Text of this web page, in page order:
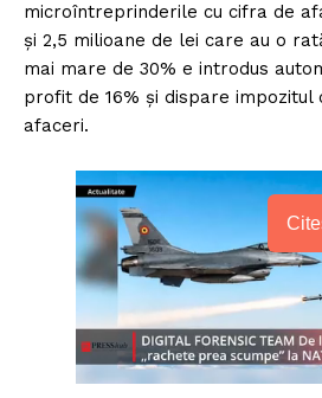
microîntreprinderile cu cifra de
și 2,5 milioane de lei care au o
mai mare de 30% e introdus
profit de 16% și dispare impozitul
afaceri.